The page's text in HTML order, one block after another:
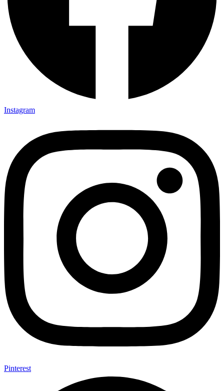
Instagram
Pinterest